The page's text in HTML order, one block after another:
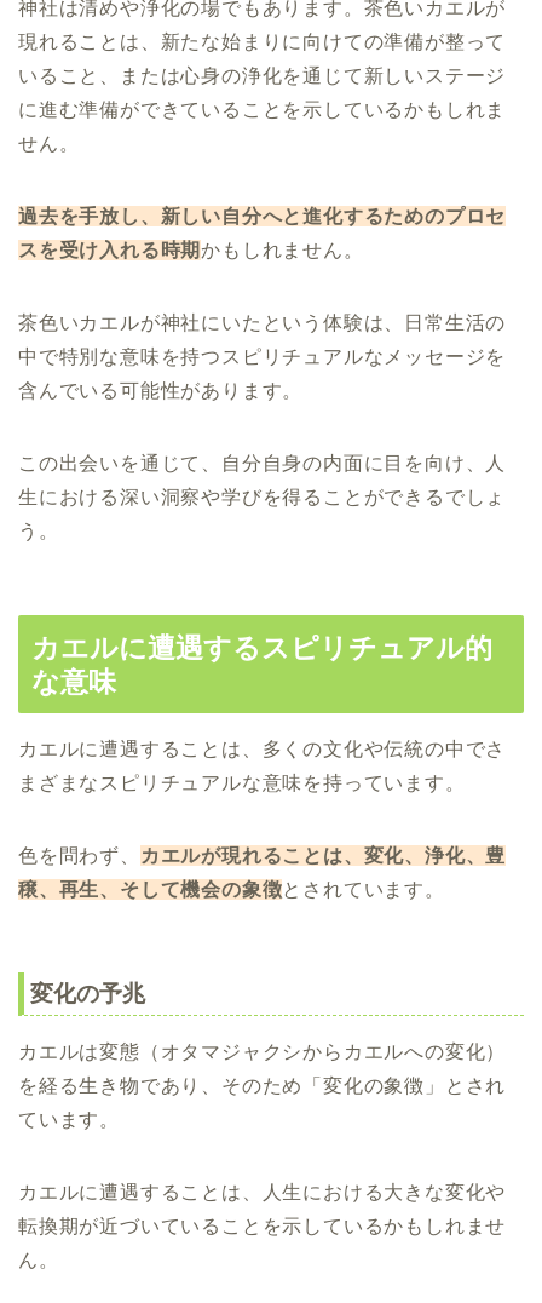
神社は清めや浄化の場でもあります。茶色いカエルが
現れることは、新たな始まりに向けての準備が整って
いること、または心身の浄化を通じて新しいステージ
に進む準備ができていることを示しているかもしれま
せん。
過去を手放し、新しい自分へと進化するためのプロセ
スを受け入れる時期かもしれません。
茶色いカエルが神社にいたという体験は、日常生活の
中で特別な意味を持つスピリチュアルなメッセージを
含んでいる可能性があります。
この出会いを通じて、自分自身の内面に目を向け、人
生における深い洞察や学びを得ることができるでしょ
う。
カエルに遭遇するスピリチュアル的
な意味
カエルに遭遇することは、多くの文化や伝統の中でさ
まざまなスピリチュアルな意味を持っています。
色を問わず、
カエルが現れることは、変化、浄化、豊
穣、再生、そして機会の象徴とされています。
変化の予兆
カエルは変態（オタマジャクシからカエルへの変化）
を経る生き物であり、そのため「変化の象徴」とされ
ています。
カエルに遭遇することは、人生における大きな変化や
転換期が近づいていることを示しているかもしれませ
ん。